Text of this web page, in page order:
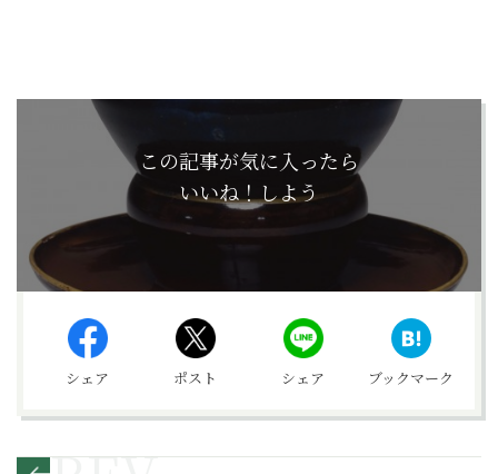
この記事が気に入ったら
いいね！しよう
シェア ポスト シェア ブックマーク